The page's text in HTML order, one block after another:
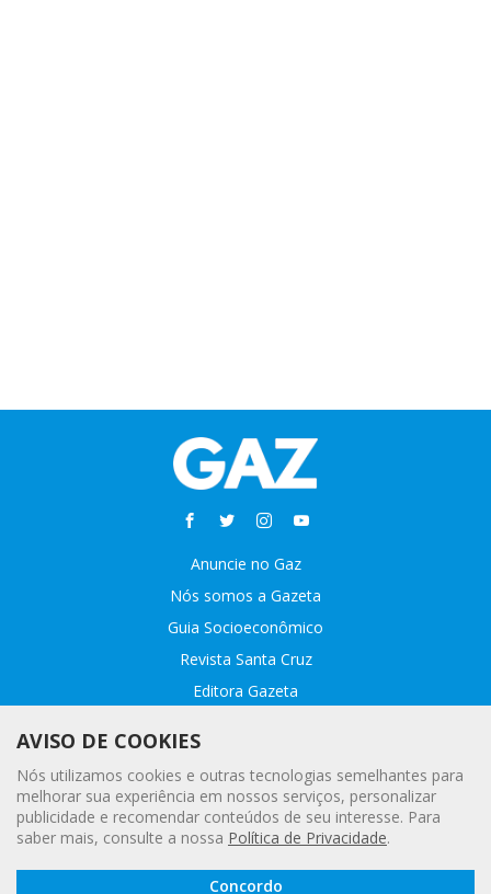
Leia a
Anuncie no Gaz
Nós somos a Gazeta
Guia Socioeconômico
Revista Santa Cruz
Editora Gazeta
Fale conosco
Webmail
Assinatura Premiada
Política Geral de Privacidade e Proteção
AVISO DE COOKIES
Nós utilizamos cookies e outras tecnologias semelhantes para
melhorar sua experiência em nossos serviços, personalizar
publicidade e recomendar conteúdos de seu interesse. Para
saber mais, consulte a nossa Política de Privacidade.
Concordo